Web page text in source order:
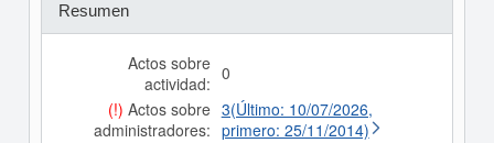
Resumen
Actos sobre
actividad: 0
(!) Actos sobre
administradores:
3(Último: 10/07/2026,
primero: 25/11/2014)